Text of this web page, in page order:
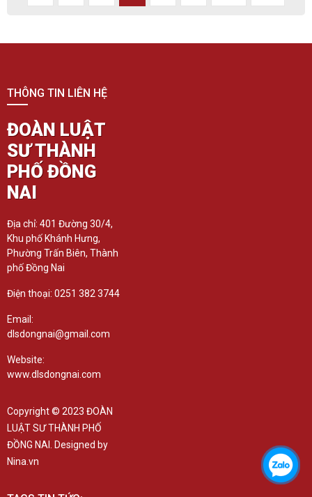
THÔNG TIN LIÊN HỆ
ĐOÀN LUẬT
SƯ THÀNH
PHỐ ĐỒNG
NAI
Địa chỉ: 401 Đường 30/4,
Khu phố Khánh Hưng,
Phường Trấn Biên, Thành
phố Đồng Nai
Điện thoại: 0251 382 3744
Email:
dlsdongnai@gmail.com
Website:
www.dlsdongnai.com
Copyright © 2023 ĐOÀN
LUẬT SƯ THÀNH PHỐ
ĐỒNG NAI. Designed by
Nina.vn